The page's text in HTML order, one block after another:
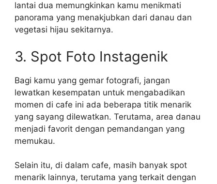
lantai dua memungkinkan kamu menikmati
panorama yang menakjubkan dari danau dan
vegetasi hijau sekitarnya.
3. Spot Foto Instagenik
Bagi kamu yang gemar fotografi, jangan
lewatkan kesempatan untuk mengabadikan
momen di cafe ini ada beberapa titik menarik
yang sayang dilewatkan. Terutama, area danau
menjadi favorit dengan pemandangan yang
memukau.
Selain itu, di dalam cafe, masih banyak spot
menarik lainnya, terutama yang terkait dengan